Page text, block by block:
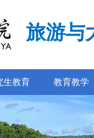
旅游与
生教育 教育教学